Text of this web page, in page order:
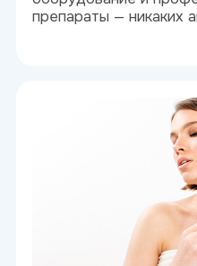
Работаем по протоколам:
что действительно
Инновационные процедуры
возрастных изменений,
улучшения качества кожи
длительного восстановления